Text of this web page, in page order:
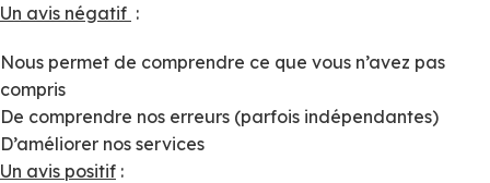
Un avis négatif :
Nous permet de comprendre ce que vous n’avez pas
compris
De comprendre nos erreurs (parfois indépendantes)
D’améliorer nos services
Un avis positif :